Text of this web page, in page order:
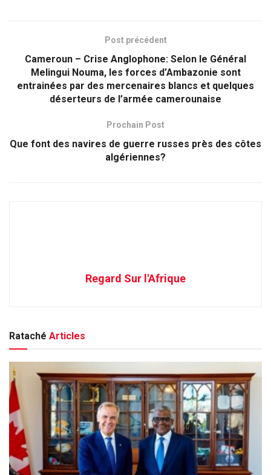
Post précédent
Cameroun – Crise Anglophone: Selon le Général
Melingui Nouma, les forces d’Ambazonie sont
entrainées par des mercenaires blancs et quelques
déserteurs de l’armée camerounaise
Prochain Post
Que font des navires de guerre russes près des côtes
algériennes?
Regard Sur l'Afrique
Rataché Articles